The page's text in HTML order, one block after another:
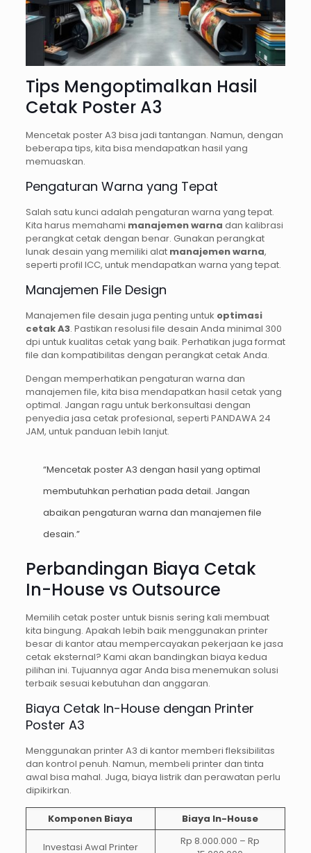
Tips Mengoptimalkan Hasil
Cetak Poster A3
Mencetak poster A3 bisa jadi tantangan. Namun, dengan
beberapa tips, kita bisa mendapatkan hasil yang
memuaskan.
Pengaturan Warna yang Tepat
Salah satu kunci adalah pengaturan warna yang tepat.
Kita harus memahami manajemen warna dan kalibrasi
perangkat cetak dengan benar. Gunakan perangkat
lunak desain yang memiliki alat manajemen warna,
seperti profil ICC, untuk mendapatkan warna yang tepat.
Manajemen File Design
Manajemen file desain juga penting untuk optimasi
cetak A3. Pastikan resolusi file desain Anda minimal 300
dpi untuk kualitas cetak yang baik. Perhatikan juga format
file dan kompatibilitas dengan perangkat cetak Anda.
Dengan memperhatikan pengaturan warna dan
manajemen file, kita bisa mendapatkan hasil cetak yang
optimal. Jangan ragu untuk berkonsultasi dengan
penyedia jasa cetak profesional, seperti PANDAWA 24
JAM, untuk panduan lebih lanjut.
“Mencetak poster A3 dengan hasil yang optimal
membutuhkan perhatian pada detail. Jangan
abaikan pengaturan warna dan manajemen file
desain.”
Perbandingan Biaya Cetak
In-House vs Outsource
Memilih cetak poster untuk bisnis sering kali membuat
kita bingung. Apakah lebih baik menggunakan printer
besar di kantor atau mempercayakan pekerjaan ke jasa
cetak eksternal? Kami akan bandingkan biaya kedua
pilihan ini. Tujuannya agar Anda bisa menemukan solusi
terbaik sesuai kebutuhan dan anggaran.
Biaya Cetak In-House dengan Printer
Poster A3
Menggunakan printer A3 di kantor memberi fleksibilitas
dan kontrol penuh. Namun, membeli printer dan tinta
awal bisa mahal. Juga, biaya listrik dan perawatan perlu
dipikirkan.
Komponen Biaya Biaya In-House
Investasi Awal Printer
Rp 8.000.000 – Rp